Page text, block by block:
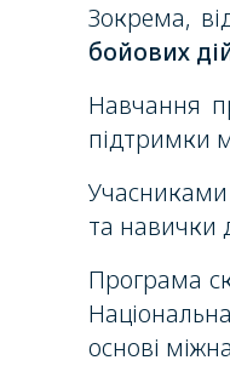
Зокрема,
бойових
Навчання
підтримки
Учасниками
та навички
Програма
основі